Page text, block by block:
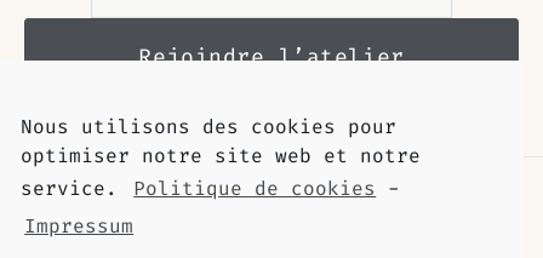
Nous utilisons des cookies pour
optimiser notre site web et notre
service.
Politique de cookies
-
Impressum